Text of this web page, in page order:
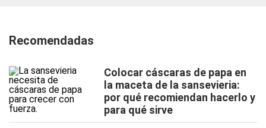
Recomendadas
Colocar cáscaras de papa en
la maceta de la sansevieria:
por qué recomiendan hacerlo y
para qué sirve